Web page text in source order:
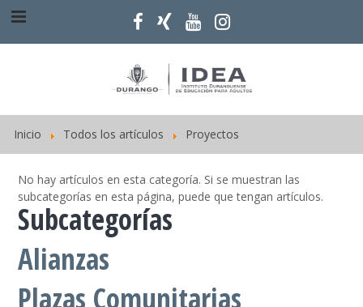
Inicio Todos los artículos Proyectos
No hay artículos en esta categoría. Si se muestran las
subcategorías en esta página, puede que tengan artículos.
Subcategorías
Alianzas
Plazas Comunitarias